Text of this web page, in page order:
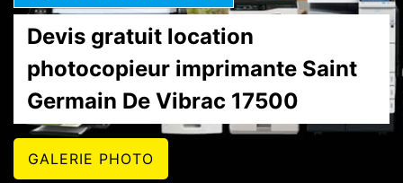
Devis gratuit location
photocopieur imprimante Saint
Germain De Vibrac 17500
GALERIE PHOTO